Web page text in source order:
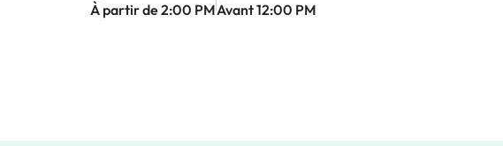
À partir de 2:00 PMAvant 12:00 PM